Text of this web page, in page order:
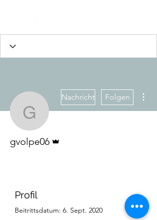
gvolpe06
Nachricht Folgen
gvolpe06
Profil
Beitrittsdatum: 6. Sept. 2020